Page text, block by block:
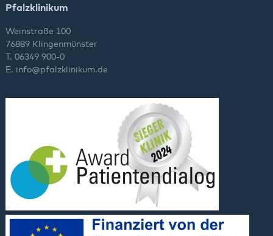
Pfalzklinikum
Weinstraße 100
76889 Klingenmünster
T. 06349 900-0
E. info@pfalzklinikum.de